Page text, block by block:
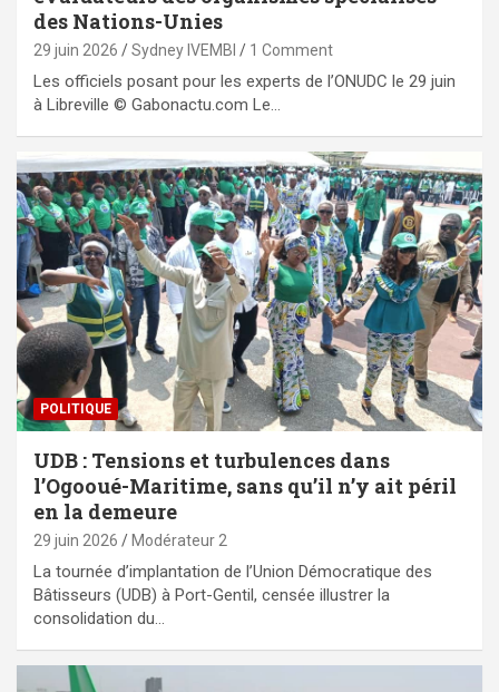
des Nations-Unies
29 juin 2026 Sydney IVEMBI 1 Comment
Les officiels posant pour les experts de l’ONUDC le 29 juin
à Libreville © Gabonactu.com Le…
POLITIQUE
UDB : Tensions et turbulences dans
l’Ogooué-Maritime, sans qu’il n’y ait péril
en la demeure
29 juin 2026 Modérateur 2
La tournée d’implantation de l’Union Démocratique des
Bâtisseurs (UDB) à Port-Gentil, censée illustrer la
consolidation du…